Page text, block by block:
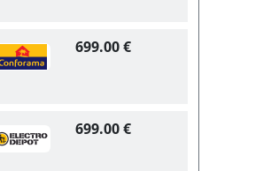
699.00 €
699.00 €